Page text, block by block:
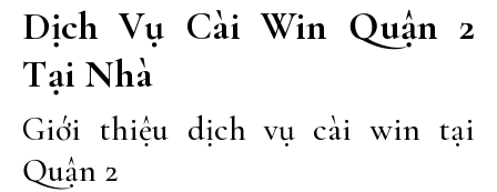
Dịch Vụ Cài Win Quận 2
Tại Nhà
Giới thiệu dịch vụ cài win tại
Quận 2